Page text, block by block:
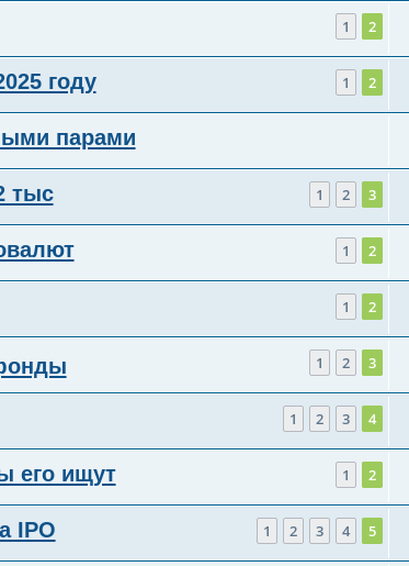
1 2
году 1 2
парами
тыс 1 2 3
1 2
1 2
1 2 3
1 2 3 4
его ищут 1 2
IPO 1 2 3 4 5